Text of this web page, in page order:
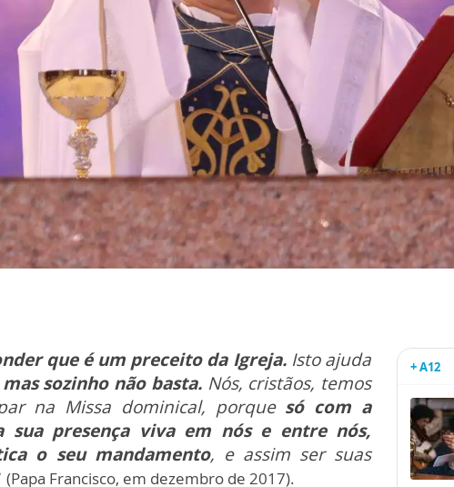
que é um preceito da Igreja. Isto ajuda
mas sozinho não basta. Nós, cristãos, temos
na Missa dominical, porquesó com a
sua presença viva em nós e entre nós,
o seu mandamento, e assim ser suas
(Papa Francisco, em dezembro de 2017).
+ A12